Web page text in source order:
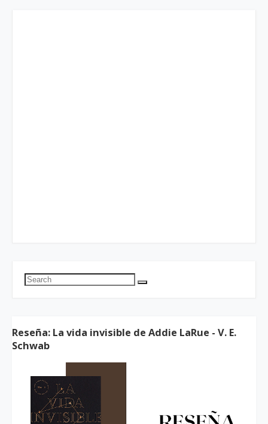
Reseña: La vida invisible de Addie LaRue - V. E.
Schwab